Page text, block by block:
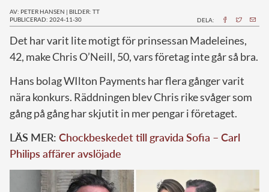
AV: PETER HANSEN | BILDER: TT
PUBLICERAD: 2024-11-30
DELA:
Det har varit lite motigt för prinsessan Madeleines,
42, make Chris O’Neill, 50, vars företag inte går så bra.
Hans bolag WIlton Payments har flera gånger varit
nära konkurs. Räddningen blev Chris rike svåger som
gång på gång har skjutit in mer pengar i företaget.
LÄS MER: Chockbeskedet till gravida Sofia – Carl
Philips affärer avslöjade